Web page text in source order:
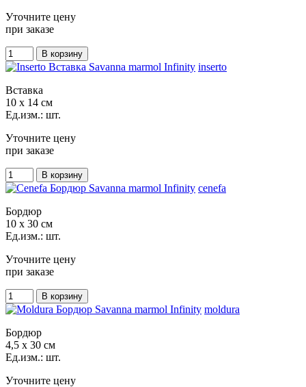
Уточните цену
при заказе
inserto
Вставка
10 x 14 см
Ед.изм.: шт.
Уточните цену
при заказе
cenefa
Бордюр
10 x 30 см
Ед.изм.: шт.
Уточните цену
при заказе
moldura
Бордюр
4,5 x 30 см
Ед.изм.: шт.
Уточните цену